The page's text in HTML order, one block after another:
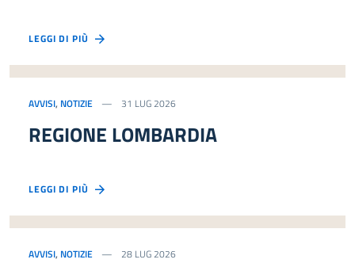
LEGGI DI PIÙ
AVVISI, NOTIZIE 31 LUG 2026
REGIONE LOMBARDIA
LEGGI DI PIÙ
AVVISI, NOTIZIE 28 LUG 2026